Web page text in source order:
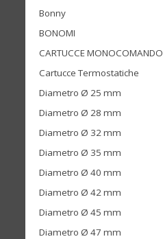
Bonny
BONOMI
CARTUCCE MONOCOMANDO
Cartucce Termostatiche
Diametro Ø 25 mm
Diametro Ø 28 mm
Diametro Ø 32 mm
Diametro Ø 35 mm
Diametro Ø 40 mm
Diametro Ø 42 mm
Diametro Ø 45 mm
Diametro Ø 47 mm